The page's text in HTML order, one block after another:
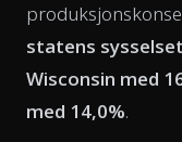
statens
Wisconsin med
med 14,0%.